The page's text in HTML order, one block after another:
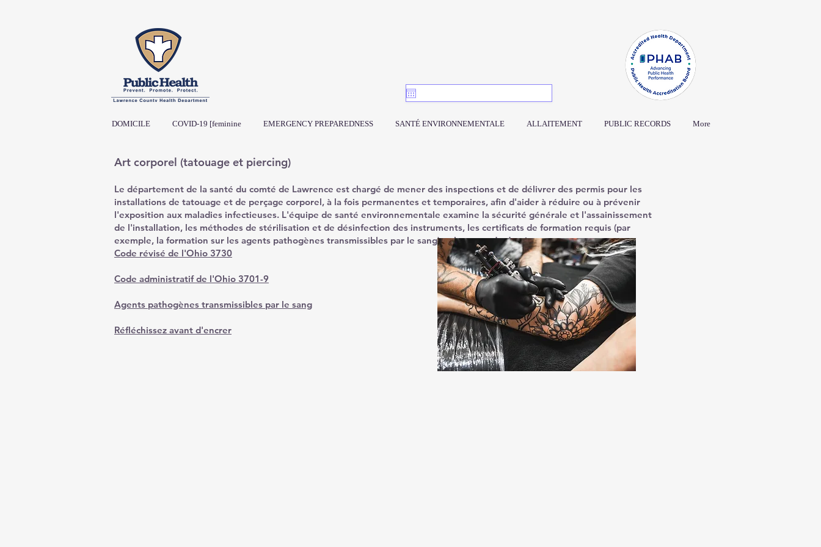
DOMICILE COVID-19 [feminine EMERGENCY PREPAREDNESS SANTÉ ENVIRONNEMENTALE ALLAITEMENT PUBLIC RECORDS More
Art corporel (tatouage et piercing)
Le département de la santé du comté de Lawrence est chargé de mener des inspections et de délivrer des permis pour les
installations de tatouage et de perçage corporel, à la fois permanentes et temporaires, afin d'aider à réduire ou à prévenir
l'exposition aux maladies infectieuses. L'équipe de santé environnementale examine la sécurité générale et l'assainissement
de l'installation, les méthodes de stérilisation et de désinfection des instruments, les certificats de formation requis (par
exemple, la formation sur les agents pathogènes transmissibles par le sang) et la tenue de dossiers, entre autres.
Code révisé de l'Ohio 3730
Code administratif de l'Ohio 3701-9
Agents pathogènes transmissibles par le sang
Réfléchissez avant d'encrer